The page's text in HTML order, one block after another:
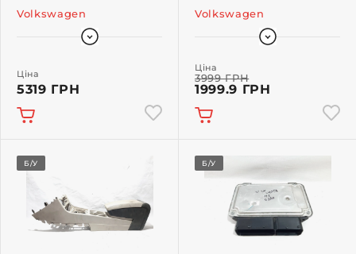
Volkswagen
Ціна
5319 ГРН
Volkswagen
Ціна
3999 ГРН
1999.9 ГРН
Б/У Б/У